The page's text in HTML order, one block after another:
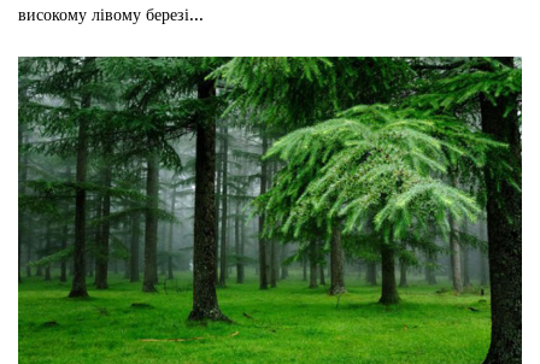
високому лівому березі...